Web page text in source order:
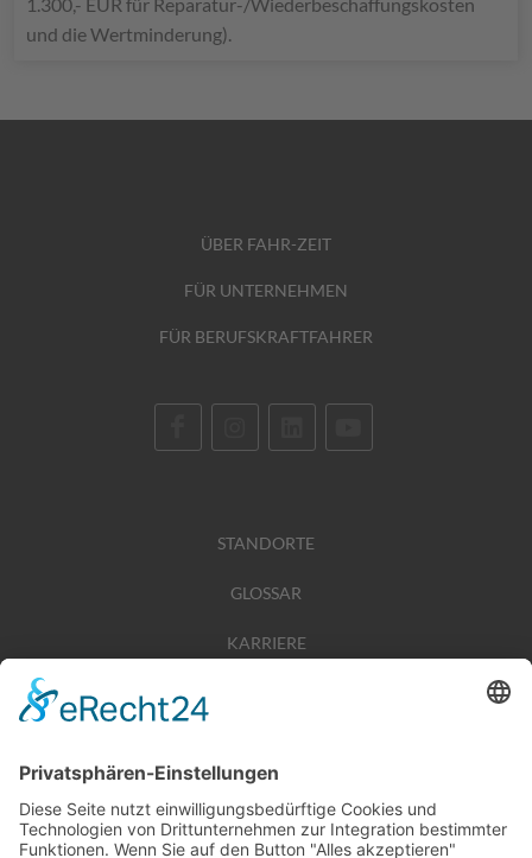
und die Wertminderung).
ÜBER FAHR-ZEIT
FÜR UNTERNEHMEN
FÜR BERUFSKRAFTFAHRER
STANDORTE
GLOSSAR
KARRIERE
PRESSE
KONTAKT